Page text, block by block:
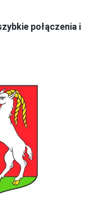
połączenia i